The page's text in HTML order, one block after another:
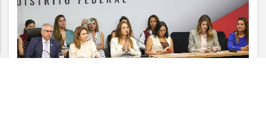
PARA MAIS INFORMAÇÕES,ACESSE NOSSOS TERMOS
CLICANDO AQUI
PROSSEGUIR